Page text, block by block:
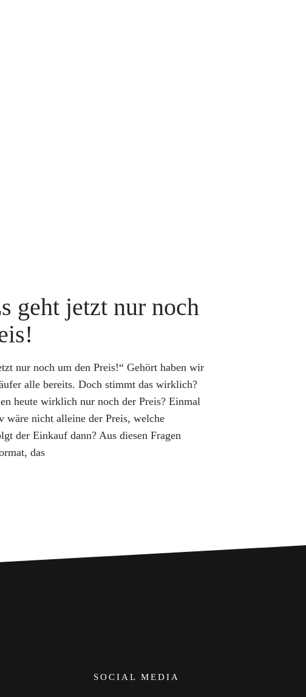
geht jetzt nur noch
nur noch um den Preis!“ Gehört haben wir
alle bereits. Doch stimmt das wirklich?
heute wirklich nur noch der Preis? Einmal
wäre nicht alleine der Preis, welche
der Einkauf dann? Aus diesen Fragen
das
SOCIAL MEDIA